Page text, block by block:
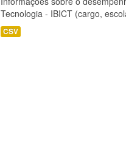
Tecnologia - IBICT (cargo,
CSV